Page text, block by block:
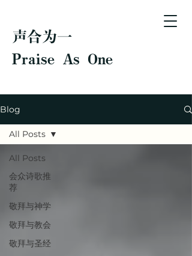
声合为一
Praise As One
Blog
All Posts
会众诗歌推
荐
敬拜与神学
敬拜与教会
敬拜与圣经
All Posts